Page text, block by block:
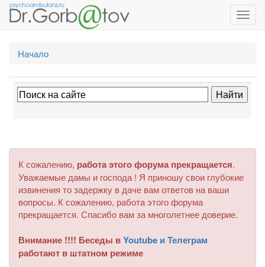
Начало
К сожалению, работа этого форума прекращается.
Уважаемые дамы и господа ! Я приношу свои глубокие
извинения то задержку в даче вам ответов на ваши
вопросы. К сожалению, работа этого форума
прекращается. Спасибо вам за многолетнее доверие.
Внимание !!!! Беседы вYoutube и Телеграм
работают в штатном режиме